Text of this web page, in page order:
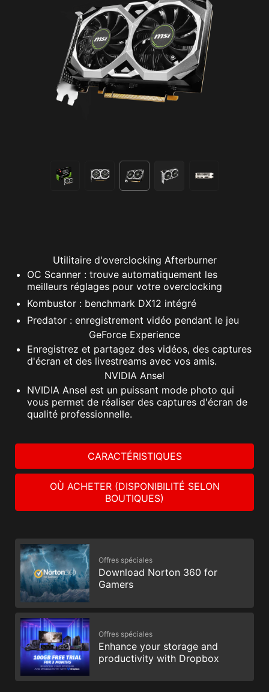
Utilitaire d'overclocking Afterburner
OC Scanner : trouve automatiquement les
meilleurs réglages pour votre overclocking
Kombustor : benchmark DX12 intégré
Predator : enregistrement vidéo pendant le jeu
GeForce Experience
Enregistrez et partagez des vidéos, des captures
d'écran et des livestreams avec vos amis.
NVIDIA Ansel
NVIDIA Ansel est un puissant mode photo qui
vous permet de réaliser des captures d'écran de
qualité professionnelle.
CARACTÉRISTIQUES
OÙ ACHETER (DISPONIBILITÉ SELON
BOUTIQUES)
Offres spéciales
Download Norton 360 for
Gamers
Offres spéciales
Enhance your storage and
productivity with Dropbox